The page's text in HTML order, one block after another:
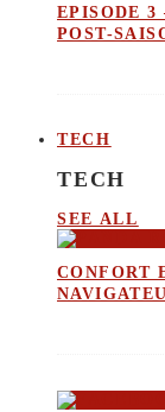
EPISODE
POST-
TECH
TECH
SEE ALL
CONFORT